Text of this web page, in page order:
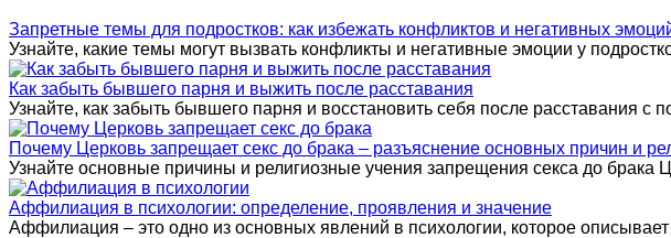
Запретные темы для подростков: как избежать конфликтов и негативных
Узнайте, какие темы могут вызвать конфликты и негативные эмоции у
Как забыть бывшего парня и выжить после расставания
Узнайте, как забыть бывшего парня и восстановить себя после расставания
Почему Церковь запрещает секс до брака – разъяснение основных причин и
Узнайте основные причины и религиозные учения запрещения секса до брака
Аффилиация в психологии: определение, проявления и значение
Аффилиация – это одно из основных явлений в психологии, которое